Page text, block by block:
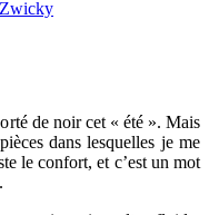
Zwicky
de noir cet « été ». Mais
dans lesquelles je me
le confort, et c’est un mot